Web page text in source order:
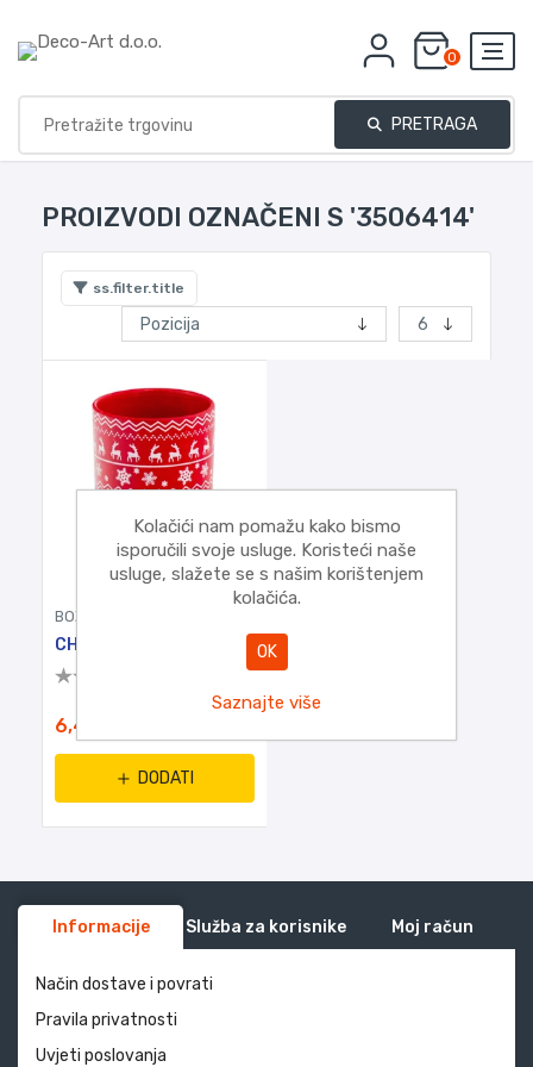
0
PRETRAGA
PROIZVODI OZNAČENI S '3506414'
ss.filter.title
BOŽIĆ
CHRISTMAS 35.064.14
6,45€
DODATI
Informacije Služba za korisnike Moj račun
Način dostave i povrati
Pravila privatnosti
Uvjeti poslovanja
Kolačići nam pomažu kako bismo
isporučili svoje usluge. Koristeći naše
usluge, slažete se s našim korištenjem
kolačića.
OK
Saznajte više